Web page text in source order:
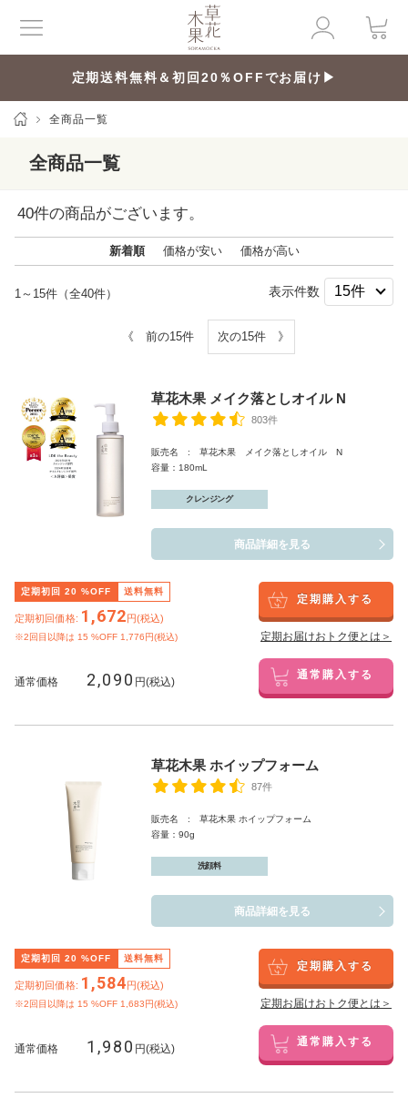
定期送料無料＆初回20％OFFでお届け▶
全商品一覧
全商品一覧
40件の商品がございます。
新着順 価格が安い 価格が高い
1～15件（全40件） 表示件数
《 前の15件 次の15件 》
草花木果 メイク落としオイル N
803件
販売名 : 草花木果 メイク落としオイル N
容量：180mL
クレンジング
商品詳細を見る
定期初回 20 %OFF 送料無料
定期初回価格: 1,672円(税込)
※2回目以降は 15 %OFF 1,776円(税込)
定期購入する
定期お届けおトク便とは＞
通常価格 2,090 円(税込) 通常購入する
草花木果 ホイップフォーム
87件
販売名 : 草花木果 ホイップフォーム
容量：90g
洗顔料
商品詳細を見る
定期初回 20 %OFF 送料無料
定期初回価格: 1,584円(税込)
※2回目以降は 15 %OFF 1,683円(税込)
定期購入する
定期お届けおトク便とは＞
通常価格 1,980 円(税込) 通常購入する